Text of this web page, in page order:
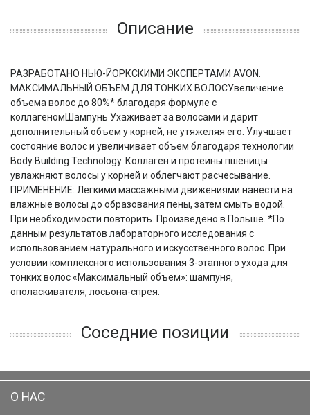
Описание
РАЗРАБОТАНО НЬЮ-ЙОРКСКИМИ ЭКСПЕРТАМИ AVON.
МАКСИМАЛЬНЫЙ ОБЪЕМ ДЛЯ ТОНКИХ ВОЛОСУвеличение
объема волос до 80%* благодаря формуле с
коллагеномШампунь Ухаживает за волосами и дарит
дополнительный объем у корней, не утяжеляя его. Улучшает
состояние волос и увеличивает объем благодаря технологии
Body Building Technology. Коллаген и протеины пшеницы
увлажняют волосы у корней и облегчают расчесывание.
ПРИМЕНЕНИЕ: Легкими массажными движениями нанести на
влажные волосы до образования пены, затем смыть водой.
При необходимости повторить. Произведено в Польше. *По
данным результатов лабораторного исследования с
использованием натурального и искусственного волос. При
условии комплексного использования 3-этапного ухода для
тонких волос «Максимальный объем»: шампуня,
ополаскивателя, лосьона-спрея.
Соседние позиции
О НАС